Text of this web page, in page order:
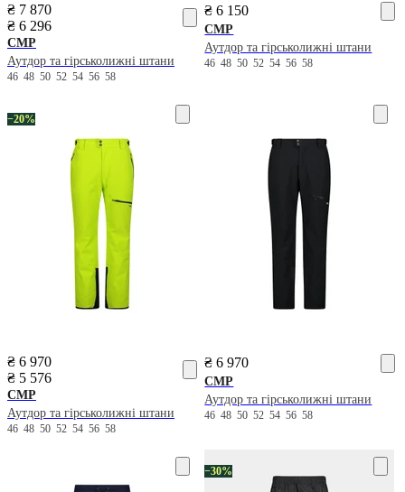
₴ 7 870
₴ 6 296
CMP
Аутдор та гірськолижні штани
46 48 50 52 54 56 58
₴ 6 150
CMP
Аутдор та гірськолижні штани
46485052545658
−20%
₴ 6 970
₴ 5 576
CMP
Аутдор та гірськолижні штани
46 48 50 52 54 56 58
₴ 6 970
CMP
Аутдор та гірськолижні штани
46485052545658
−30%